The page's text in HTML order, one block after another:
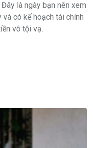
là ngày bạn nên xem
có kế hoạch tài chính
vô tội vạ.